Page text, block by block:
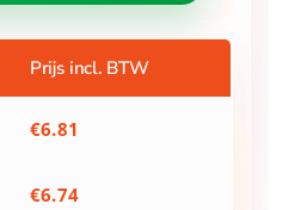
Prijs incl. BTW
€6.81
€6.74